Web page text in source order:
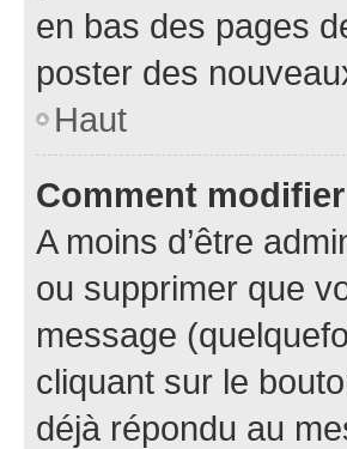
en bas des pages
poster des
Haut
Comment
A moins d’être
ou supprimer que
message
cliquant sur le
déjà répondu au